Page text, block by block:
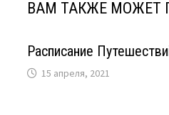
ВАМ ТАКЖЕ МОЖЕТ
Расписание
15 апреля, 2021